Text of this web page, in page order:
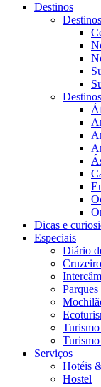
Destinos
Dicas e
Especiais
Diário
Serviços
Hotéis
Hostel